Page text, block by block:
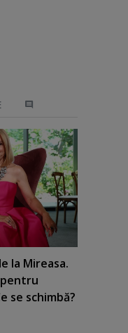
la Mireasa.
se schimbă?